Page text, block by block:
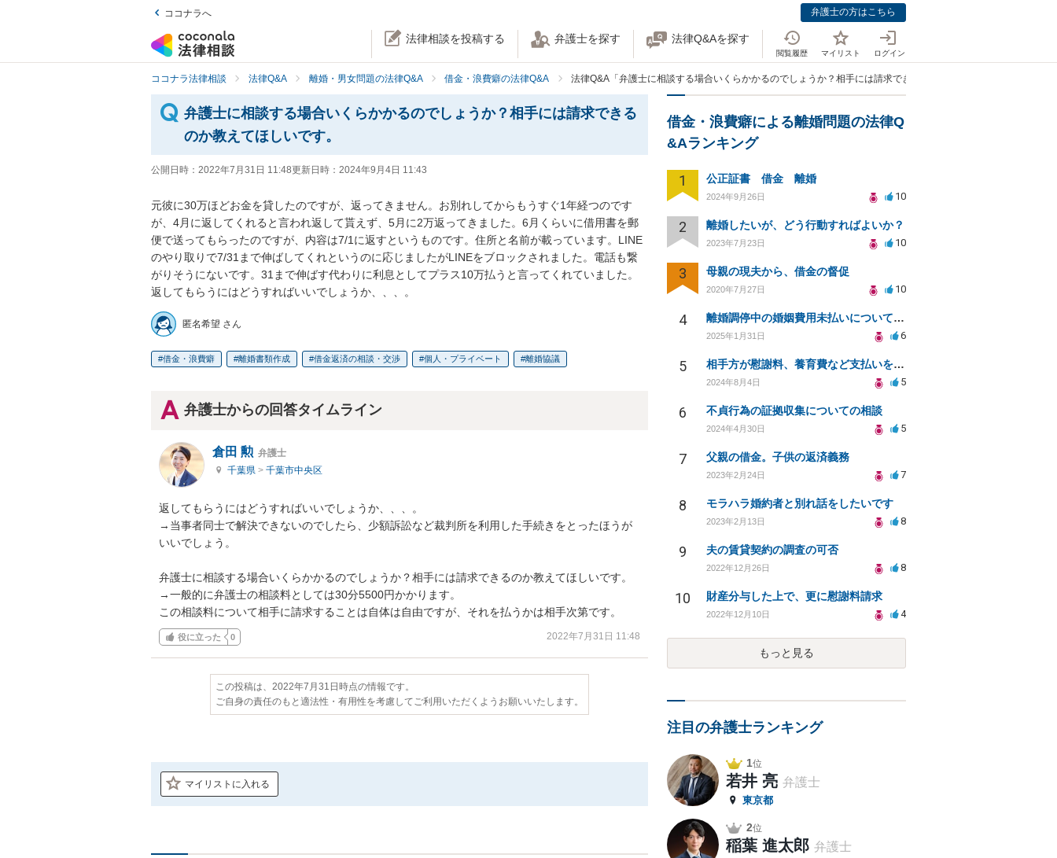
ココナラへ 弁護士の方はこちら
法律相談を投稿する 弁護士を探す 法律Q&Aを探す
閲覧履歴 マイリスト ログイン
ココナラ法律相談 法律Q&A 離婚・男女問題の法律Q&A 借金・浪費癖の法律Q&A 法律Q&A「弁護士に相談する場合いくらかかるのでしょうか？相手には請求できるのか教えてほしいです。」
弁護士に相談する場合いくらかかるのでしょうか？相手には請求できる
のか教えてほしいです。
公開日時： 2022年7月31日 11:48更新日時： 2024年9月4日 11:43
元彼に30万ほどお金を貸したのですが、返ってきません。お別れしてからもうすぐ1年経つのです
が、4月に返してくれると言われ返して貰えず、5月に2万返ってきました。6月くらいに借用書を郵
便で送ってもらったのですが、内容は7/1に返すというものです。住所と名前が載っています。LINE
のやり取りで7/31まで伸ばしてくれというのに応じましたがLINEをブロックされました。電話も繋
がりそうにないです。31まで伸ばす代わりに利息としてプラス10万払うと言ってくれていました。
返してもらうにはどうすればいいでしょうか、、、。
匿名希望 さん
借金・浪費癖 離婚書類作成 借金返済の相談・交渉 個人・プライベート 離婚協議
弁護士からの回答タイムライン
倉田 勲 弁護士
千葉県 > 千葉市中央区
返してもらうにはどうすればいいでしょうか、、、。
→当事者同士で解決できないのでしたら、少額訴訟など裁判所を利用した手続きをとったほうが
いいでしょう。
弁護士に相談する場合いくらかかるのでしょうか？相手には請求できるのか教えてほしいです。
→一般的に弁護士の相談料としては30分5500円かかります。
この相談料について相手に請求することは自体は自由ですが、それを払うかは相手次第です。
役に立った 0 2022年7月31日 11:48
この投稿は、2022年7月31日時点の情報です。
ご自身の責任のもと適法性・有用性を考慮してご利用いただくようお願いいたします。
マイリストに入れる
借金・浪費癖による離婚問題の法律Q
&Aランキング
1 公正証書 借金 離婚
2024年9月26日 10
2 離婚したいが、どう行動すればよいか？
2023年7月23日 10
3 母親の現夫から、借金の督促
2020年7月27日 10
4 離婚調停中の婚姻費用未払いについての相談
2025年1月31日 6
5 相手方が慰謝料、養育費など支払いを拒否。離婚に向けてどうすればいいかアドバイスいただきたい。
2024年8月4日 5
6 不貞行為の証拠収集についての相談
2024年4月30日 5
7 父親の借金。子供の返済義務
2023年2月24日 7
8 モラハラ婚約者と別れ話をしたいです
2023年2月13日 8
9 夫の賃貸契約の調査の可否
2022年12月26日 8
10 財産分与した上で、更に慰謝料請求
2022年12月10日 4
もっと見る
注目の弁護士ランキング
1位
若井 亮 弁護士
東京都
2位
稲葉 進太郎 弁護士